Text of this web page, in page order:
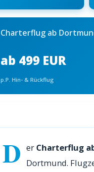
Charterflug ab
ab 499 EUR
p.P. Hin- & Rückflug
D er Charterflug
Dortmund.